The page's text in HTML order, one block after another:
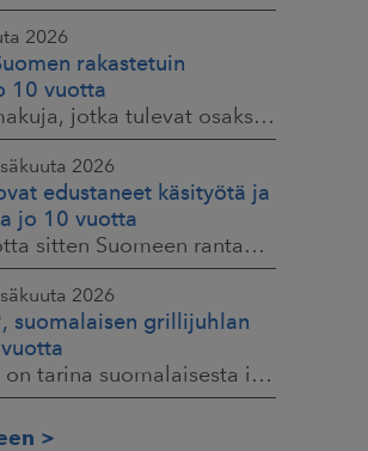
2026
rakastetuin
10 vuotta
On olemassa makuja, jotka tulevat osaksi yhteisiä ruokahetkiä ja -muistoja. HK® Viljaporsaan fileepihvi Ranch on juuri sellainen. Klassikko, joka on hallinnut
2026
edustaneet käsityötä ja
jo 10 vuotta
Kymmenen vuotta sitten Suomeen rantautui uusi ilmiö: artesaanihenkisyys. Pienpanimoiden ja käsityöläistuotteiden nostaessa päätään HKFoodsilla tunnistettiin,
2026
suomalaisen grillijuhlan
HK Kabanossi® on tarina suomalaisesta intohimosta, innovaatiosta ja yhteisistä hetkistä grillin äärellä. Se on legenda, joka ei alkanut suurista strategioista,